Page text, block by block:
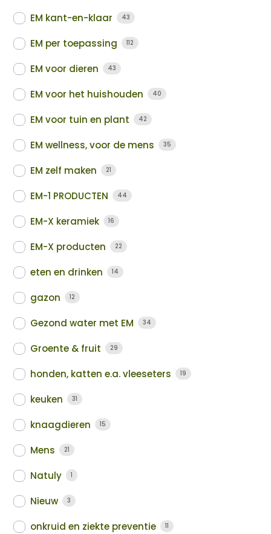
EM kant-en-klaar 43
EM per toepassing 112
EM voor dieren 43
EM voor het huishouden 40
EM voor tuin en plant 42
EM wellness, voor de mens 35
EM zelf maken 21
EM-1 PRODUCTEN 44
EM-X keramiek 16
EM-X producten 22
eten en drinken 14
gazon 12
Gezond water met EM 34
Groente & fruit 29
honden, katten e.a. vleeseters 19
keuken 31
knaagdieren 15
Mens 21
Natuly 1
Nieuw 3
onkruid en ziekte preventie 11